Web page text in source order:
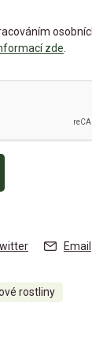
zde.
Email
rostliny